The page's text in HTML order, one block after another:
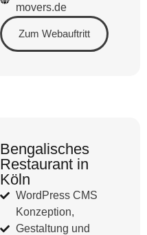
movers.de
Zum Webauftritt
Bengalisches
Restaurant in
Köln
WordPress CMS
Konzeption,
Gestaltung und